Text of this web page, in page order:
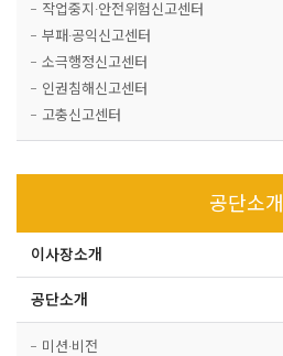
작업중지·안전위험신고센터
부패·공익신고센터
소극행정신고센터
인권침해신고센터
고충신고센터
공단소개
이사장소개
공단소개
미션·비전